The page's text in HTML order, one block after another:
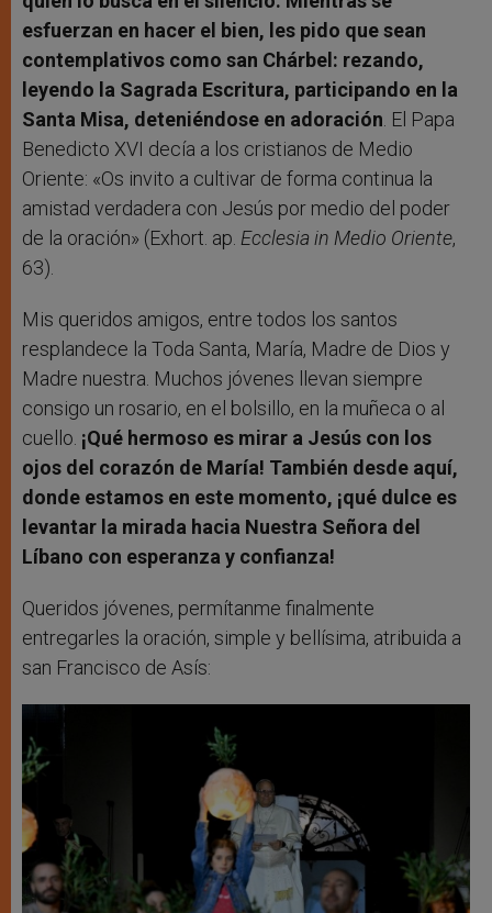
esfuerzan en hacer el bien, les pido que sean
contemplativos como san Chárbel: rezando,
leyendo la Sagrada Escritura, participando en la
Santa Misa, deteniéndose en adoración . El Papa
Benedicto XVI decía a los cristianos de Medio
Oriente: «Os invito a cultivar de forma continua la
amistad verdadera con Jesús por medio del poder
de la oración» (Exhort. ap. Ecclesia in Medio Oriente,
63).
Mis queridos amigos, entre todos los santos
resplandece la Toda Santa, María, Madre de Dios y
Madre nuestra. Muchos jóvenes llevan siempre
consigo un rosario, en el bolsillo, en la muñeca o al
cuello. ¡Qué hermoso es mirar a Jesús con los
ojos del corazón de María! También desde aquí,
donde estamos en este momento, ¡qué dulce es
levantar la mirada hacia Nuestra Señora del
Líbano con esperanza y confianza!
Queridos jóvenes, permítanme finalmente
entregarles la oración, simple y bellísima, atribuida a
san Francisco de Asís: